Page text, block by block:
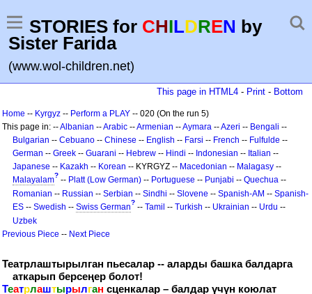
STORIES for CHILDREN by
Sister Farida
(www.wol-children.net)
This page in HTML4 - Print - Bottom
Home -- Kyrgyz -- Perform a PLAY -- 020 (On the run 5)
This page in: --Albanian --Arabic --Armenian --Aymara --Azeri -- Bengali --
Bulgarian -- Cebuano -- Chinese -- English -- Farsi -- French -- Fulfulde --
German -- Greek -- Guarani -- Hebrew -- Hindi -- Indonesian -- Italian --
Japanese -- Kazakh -- Korean -- KYRGYZ -- Macedonian -- Malagasy --
Malayalam? -- Platt (Low German) -- Portuguese -- Punjabi -- Quechua --
Romanian -- Russian -- Serbian -- Sindhi -- Slovene -- Spanish-AM -- Spanish-
ES -- Swedish -- Swiss German? -- Tamil -- Turkish -- Ukrainian -- Urdu --
Uzbek
Previous Piece -- Next Piece
Театрлаштырылган пьесалар -- аларды башка балдарга
аткарып берсеңер болот!
Театрлаштырылган сценкалар – балдар үчүн коюлат